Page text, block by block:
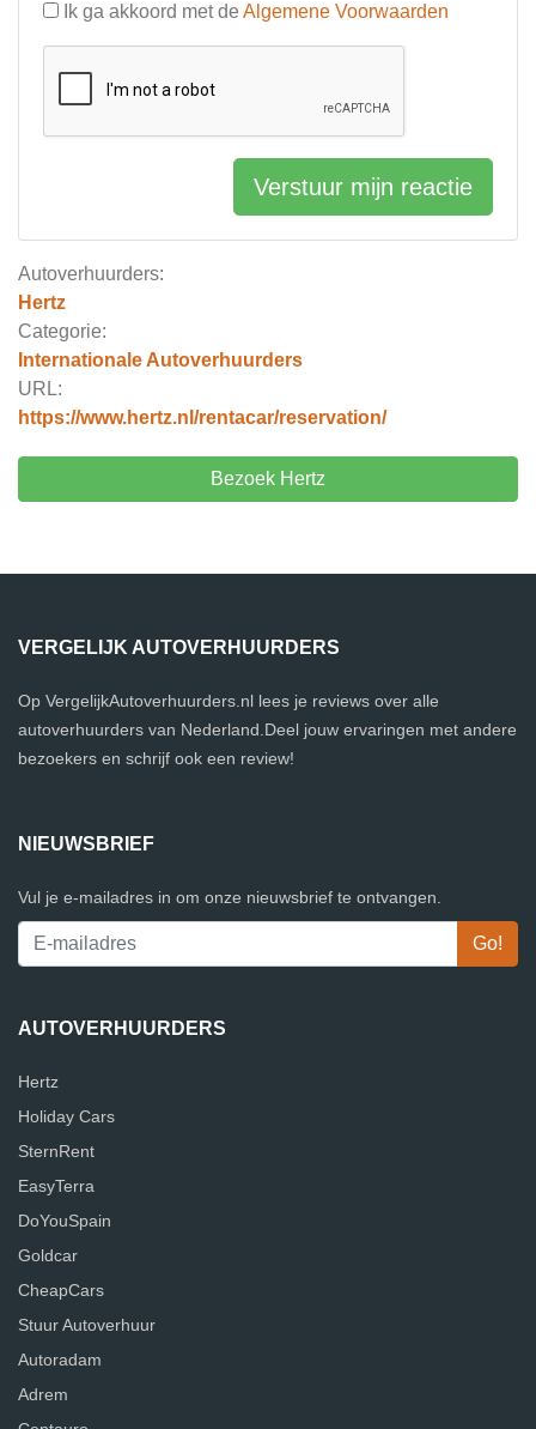
Autoverhuurders:
Hertz
Categorie:
Internationale Autoverhuurders
URL:
https://www.hertz.nl/rentacar/reservation/
Bezoek Hertz
Ik ga akkoord met de Algemene Voorwaarden
Verstuur mijn reactie
VERGELIJK AUTOVERHUURDERS
Op VergelijkAutoverhuurders.nl lees je reviews over alle
autoverhuurders van Nederland.Deel jouw ervaringen met andere
bezoekers en schrijf ook een review!
NIEUWSBRIEF
Vul je e-mailadres in om onze nieuwsbrief te ontvangen.
AUTOVERHUURDERS
Hertz
Holiday Cars
SternRent
EasyTerra
DoYouSpain
Goldcar
CheapCars
Stuur Autoverhuur
Autoradam
Adrem